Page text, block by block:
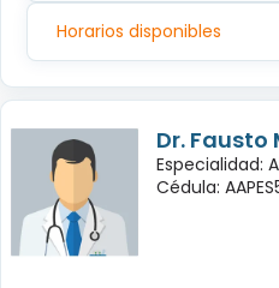
Horarios disponibles
Dr. Fausto
Especialidad:
Cédula: